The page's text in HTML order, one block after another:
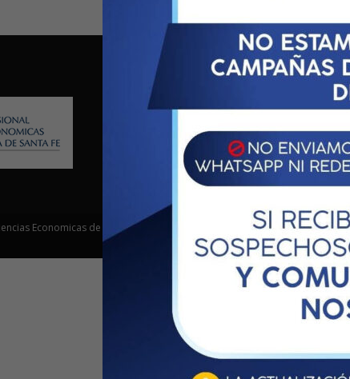
EL CONSEJO
de Lunes a Viernes de 7.00 a 15.00 hs.
cra@cpn.org.ar
Economicas de Santa Fe - Camara I